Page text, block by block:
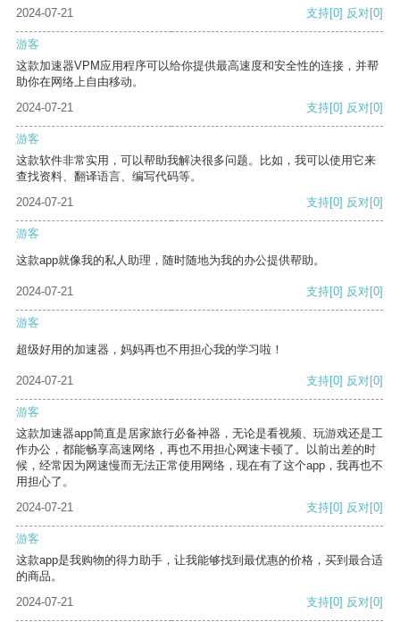
2024-07-21 支持[0] 反对[0]
游客
这款加速器VPM应用程序可以给你提供最高速度和安全性的连接，并帮
助你在网络上自由移动。
2024-07-21
支持[0] 反对[0]
游客
这款软件非常实用，可以帮助我解决很多问题。比如，我可以使用它来
查找资料、翻译语言、编写代码等。
2024-07-21
支持[0] 反对[0]
游客
这款app就像我的私人助理，随时随地为我的办公提供帮助。
2024-07-21 支持[0] 反对[0]
游客
超级好用的加速器，妈妈再也不用担心我的学习啦！
2024-07-21 支持[0] 反对[0]
游客
这款加速器app简直是居家旅行必备神器，无论是看视频、玩游戏还是工
作办公，都能畅享高速网络，再也不用担心网速卡顿了。以前出差的时
候，经常因为网速慢而无法正常使用网络，现在有了这个app，我再也不
用担心了。
2024-07-21
支持[0] 反对[0]
游客
这款app是我购物的得力助手，让我能够找到最优惠的价格，买到最合适
的商品。
2024-07-21
支持[0] 反对[0]